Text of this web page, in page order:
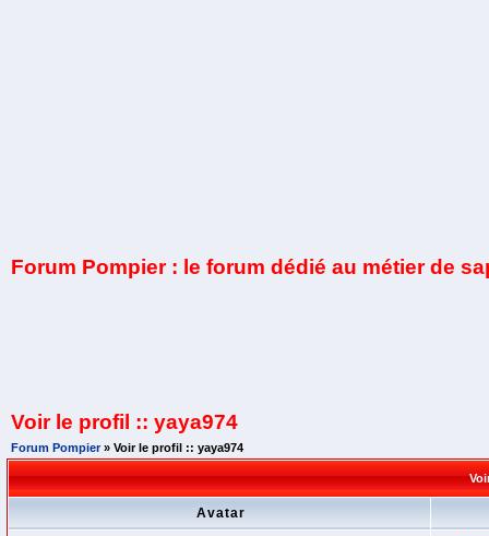
Forum Pompier : le forum dédié au métier de
Voir le profil :: yaya974
Forum Pompier» Voir le profil :: yaya974
Avatar